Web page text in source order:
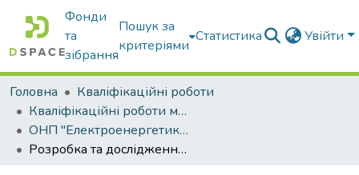
Фонди
та
зібрання
Пошук за
критеріями
Статистика Увійти
Головна
Кваліфікаційні роботи
Кваліфікаційні роботи магістрів
ОНП "Електроенергетика, електротехніка та електромеханіка"
Розробка та дослідження електротехнологічного комплексу знезаражуючої обробки зернових